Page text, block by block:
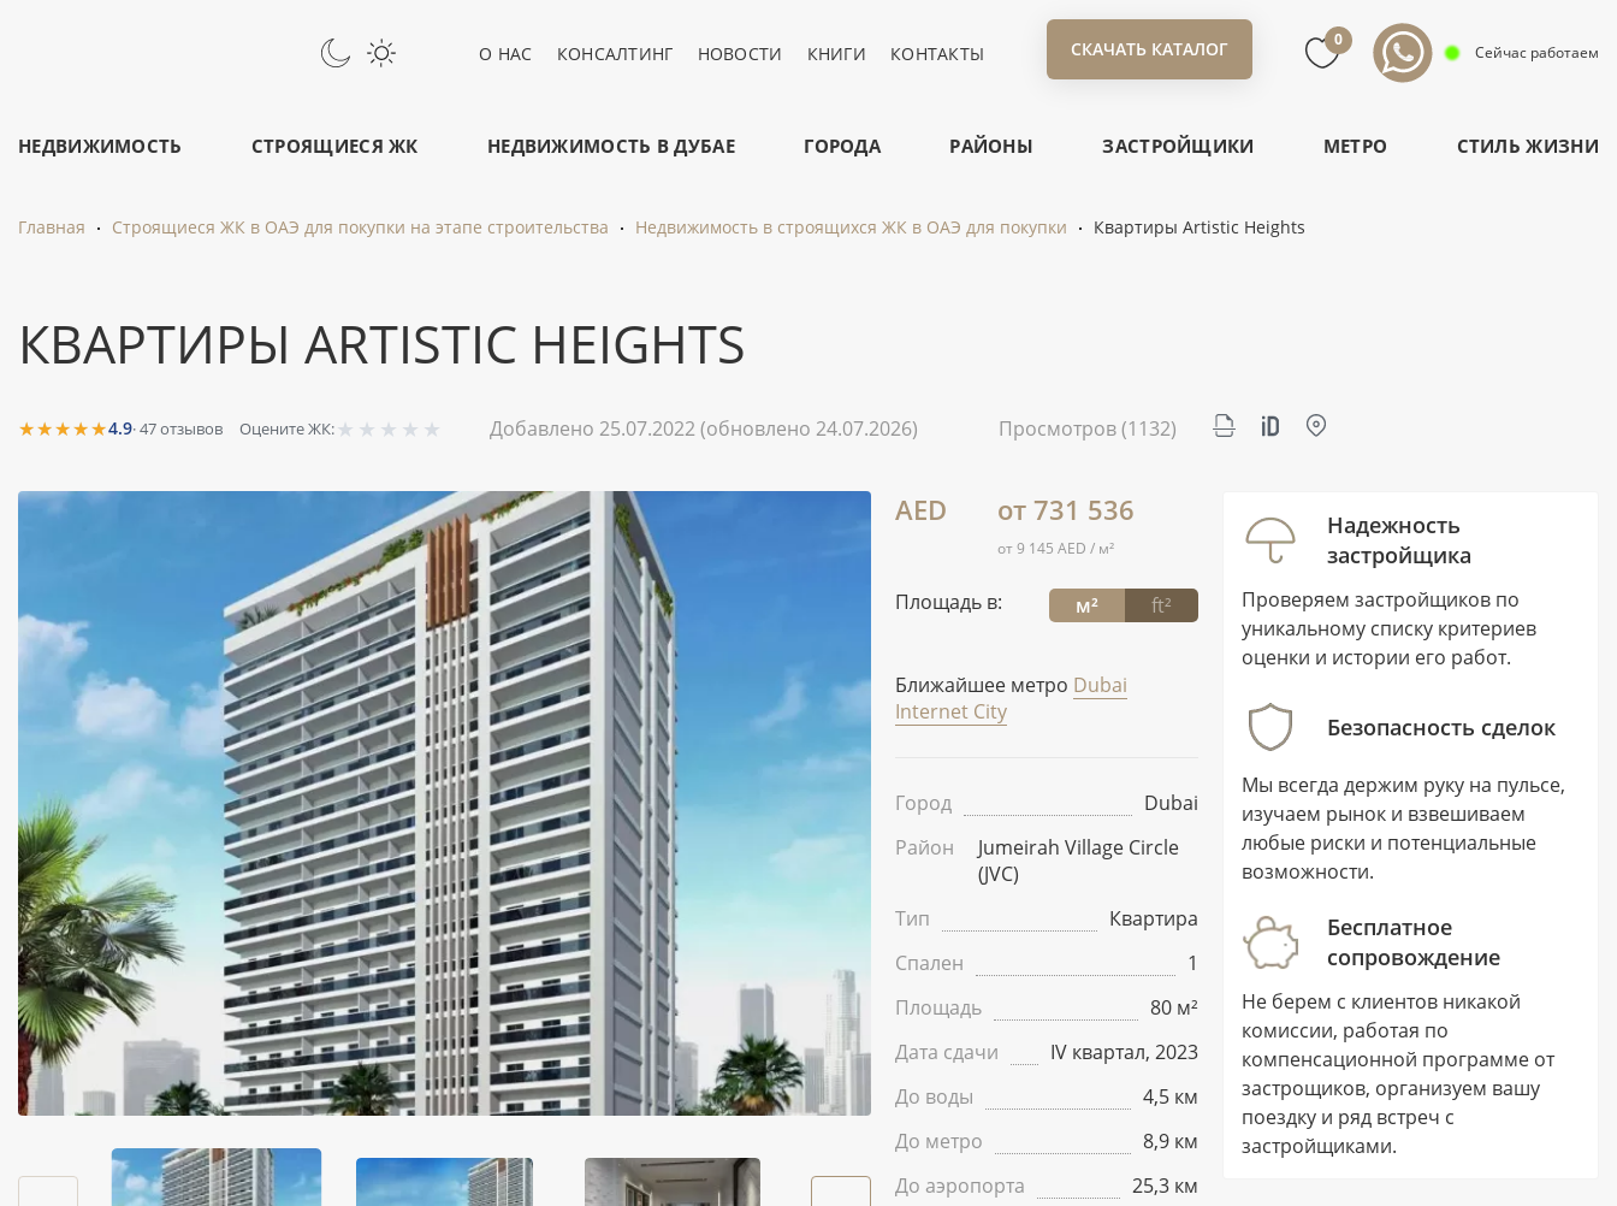
О НАС КОНСАЛТИНГ НОВОСТИ КНИГИ КОНТАКТЫ СКАЧАТЬ КАТАЛОГ 0
Сейчас работаем
НЕДВИЖИМОСТЬ СТРОЯЩИЕСЯ ЖК НЕДВИЖИМОСТЬ В ДУБАЕ ГОРОДА РАЙОНЫ ЗАСТРОЙЩИКИ МЕТРО СТИЛЬ ЖИЗНИ
Главная Строящиеся ЖК в ОАЭ для покупки на этапе строительства Недвижимость в строящихся ЖК в ОАЭ для покупки Квартиры Artistic Heights
КВАРТИРЫ ARTISTIC HEIGHTS
★★★★★4.9·47отзывов Оцените ЖК:★ ★ ★ ★ ★ Добавлено 25.07.2022(обновлено 24.07.2026) Просмотров(1132)
AED от 731 536
от 9 145 AED / м²
Площадь в: м² ft²
Ближайшее метро Dubai
Internet City
Город
Dubai
Район
Jumeirah Village Circle
(JVC)
Тип
Квартира
Спален
1
Площадь
80 м²
Дата сдачи
IV квартал, 2023
До воды
4,5 км
До метро
8,9 км
До аэропорта
25,3 км
Надежность
застройщика
Проверяем застройщиков по
уникальному списку критериев
оценки и истории его работ.
Безопасность сделок
Мы всегда держим руку на пульсе,
изучаем рынок и взвешиваем
любые риски и потенциальные
возможности.
Бесплатное
сопровождение
Не берем с клиентов никакой
комиссии, работая по
компенсационной программе от
застрощиков, организуем вашу
поездку и ряд встреч с
застройщиками.